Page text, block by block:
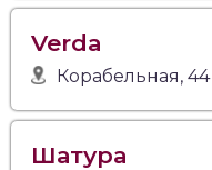
Verda
Корабельная, 44
Шатура